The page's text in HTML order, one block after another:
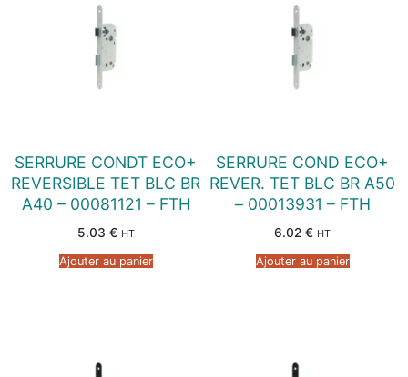
SERRURE CONDT ECO+
REVERSIBLE TET BLC BR
A40 – 00081121 – FTH
5.03 € HT
Ajouter au panier
SERRURE COND ECO+
REVER. TET BLC BR A50
– 00013931 – FTH
6.02 € HT
Ajouter au panier